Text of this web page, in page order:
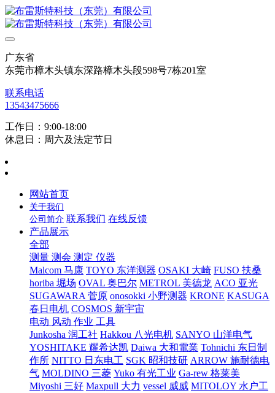
广东省
东莞市樟木头镇东深路樟木头段598号7栋201室
联系电话
13543475666
工作日：9:00-18:00
休息日：周六及法定节日
网站首页
关于我们
公司简介 联系我们 在线反馈
产品展示
全部
测量 测会 测定 仪器
Malcom 马康 TOYO 东洋测器 OSAKI 大崎 FUSO 扶桑
horiba 堀场 OVAL 奥巴尔 METROL 美德龙 ACO 亚光
SUGAWARA 菅原 onosokki 小野测器 KRONE KASUGA
春日电机 COSMOS 新宇宙
电动 风动 作业 工具
Junkosha 润工社 Hakkou 八光电机 SANYO 山洋电气
YOSHITAKE 耀希达凯 Daiwa 大和電業 Tohnichi 东日制
作所 NITTO 日东电工 SGK 昭和技研 ARROW 施耐德电
气 MOLDINO 三菱 Yuko 有光工业 Ga-rew 格莱美
Miyoshi 三好 Maxpull 大力 vessel 威威 MITOLOY 水户工